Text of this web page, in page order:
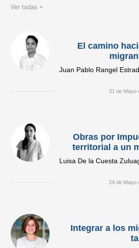
Ver todas +
El camino
31 de Mayo
Juan Pablo Rangel
Obras por
territorial a un
24 de Mayo
Luisa De la Cuesta
Integrar a los